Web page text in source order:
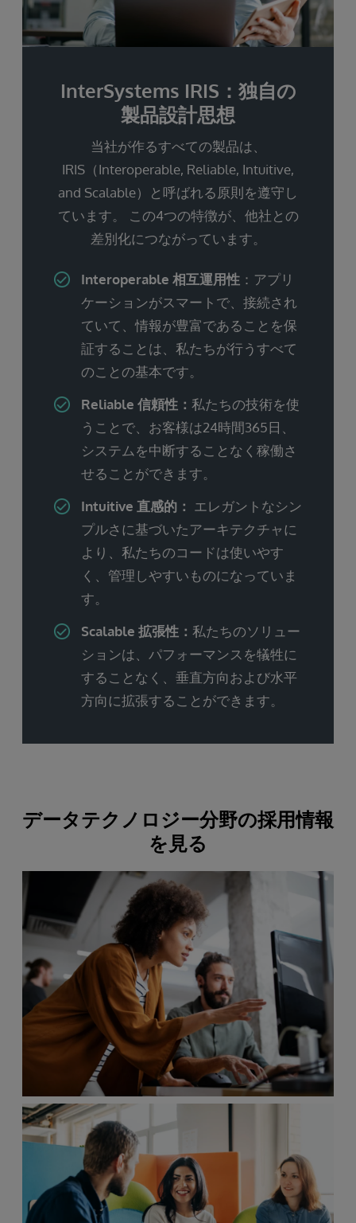
InterSystems IRIS：独自の
製品設計思想
当社が作るすべての製品は、
IRIS（Interoperable, Reliable, Intuitive,
and Scalable）と呼ばれる原則を遵守し
ています。 この4つの特徴が、他社との
差別化につながっています。
Interoperable 相互運用性 ：アプリ
ケーションがスマートで、接続され
ていて、情報が豊富であることを保
証することは、私たちが行うすべて
のことの基本です。
Reliable 信頼性： 私たちの技術を使
うことで、お客様は24時間365日、
システムを中断することなく稼働さ
せることができます。
Intuitive 直感的： エレガントなシン
プルさに基づいたアーキテクチャに
より、私たちのコードは使いやす
く、管理しやすいものになっていま
す。
Scalable 拡張性： 私たちのソリュー
ションは、パフォーマンスを犠牲に
することなく、垂直方向および水平
方向に拡張することができます。
データテクノロジー分野の採用情報
を見る